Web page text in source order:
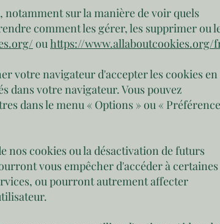
notamment sur la manière de voir quels
comment les gérer, les supprimer ou
ouhttps://www.allaboutcookies.org/
votre navigateur d'accepter les cookies en
dans votre navigateur. Vous pouvez
dans le menu « Options » ou «
nos cookies ou la désactivation de futurs
vous empêcher d'accéder à certaines
ou pourront autrement affecter